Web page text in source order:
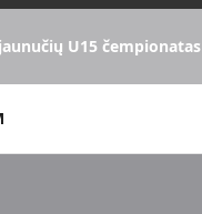
U15 čempionatas